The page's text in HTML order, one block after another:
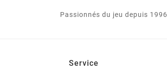
Passionnés du jeu depuis 1996
Service